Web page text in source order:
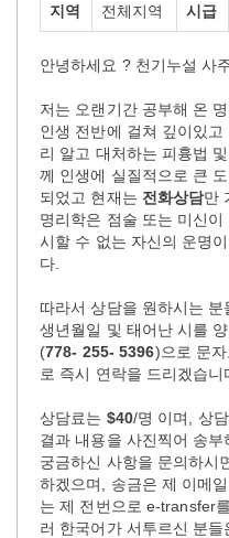
지역 전체지역 시급
안녕하세요 ? 천기누설 사
저는 오랜기간 공부해 온
인생 전반에 걸쳐 깊이있고
리 알고 대처하는 피흉법 및
께 인생에 실질적으로 큰
되었고 현재는 전화상담만
명리학은 점술 또는 미신
시할 수 없는 자신의 운명
다
따라서 상담을 원하시는 분
생년월일 및 태어난 시를
(778- 255- 5396)으로 문자
로 즉시 연락을 드리겠습니
상담료는 $40/명 이며 상
결과 내용을 사진찍어 송
궁금하신 사항을 문의하시
하겠으며
송금은 제 이메일
는 제 전번으로 e-transfer를
러 한국어가 서투르신 분들